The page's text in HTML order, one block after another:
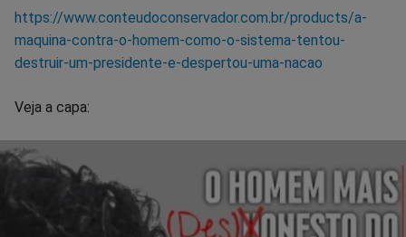
https://www.conteudoconservador.com.br/products/a-
maquina-contra-o-homem-como-o-sistema-tentou-
destruir-um-presidente-e-despertou-uma-nacao
Veja a capa: